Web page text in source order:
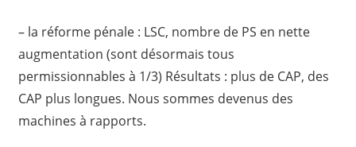
– la réforme pénale : LSC, nombre de PS en nette
augmentation (sont désormais tous
permissionnables à 1/3) Résultats : plus de CAP, des
CAP plus longues. Nous sommes devenus des
machines à rapports.